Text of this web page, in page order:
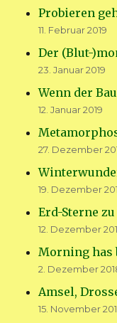
Probieren
11. Februar 2019
Der (Blut-
23. Januar 2019
Wenn der
12. Januar 2019
27. Dezember
19. Dezember
Erd-Sterne
12. Dezember
Morning has
2. Dezember
Amsel,
15. November